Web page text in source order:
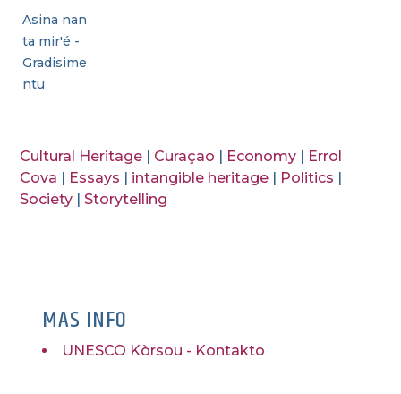
Asina nan
ta mir'é -
Gradisime
ntu
Cultural Heritage Curaçao Economy
Errol
Cova
Essays intangible heritage Politics
Society
Storytelling
MAS INFO
UNESCO Kòrsou - Kontakto